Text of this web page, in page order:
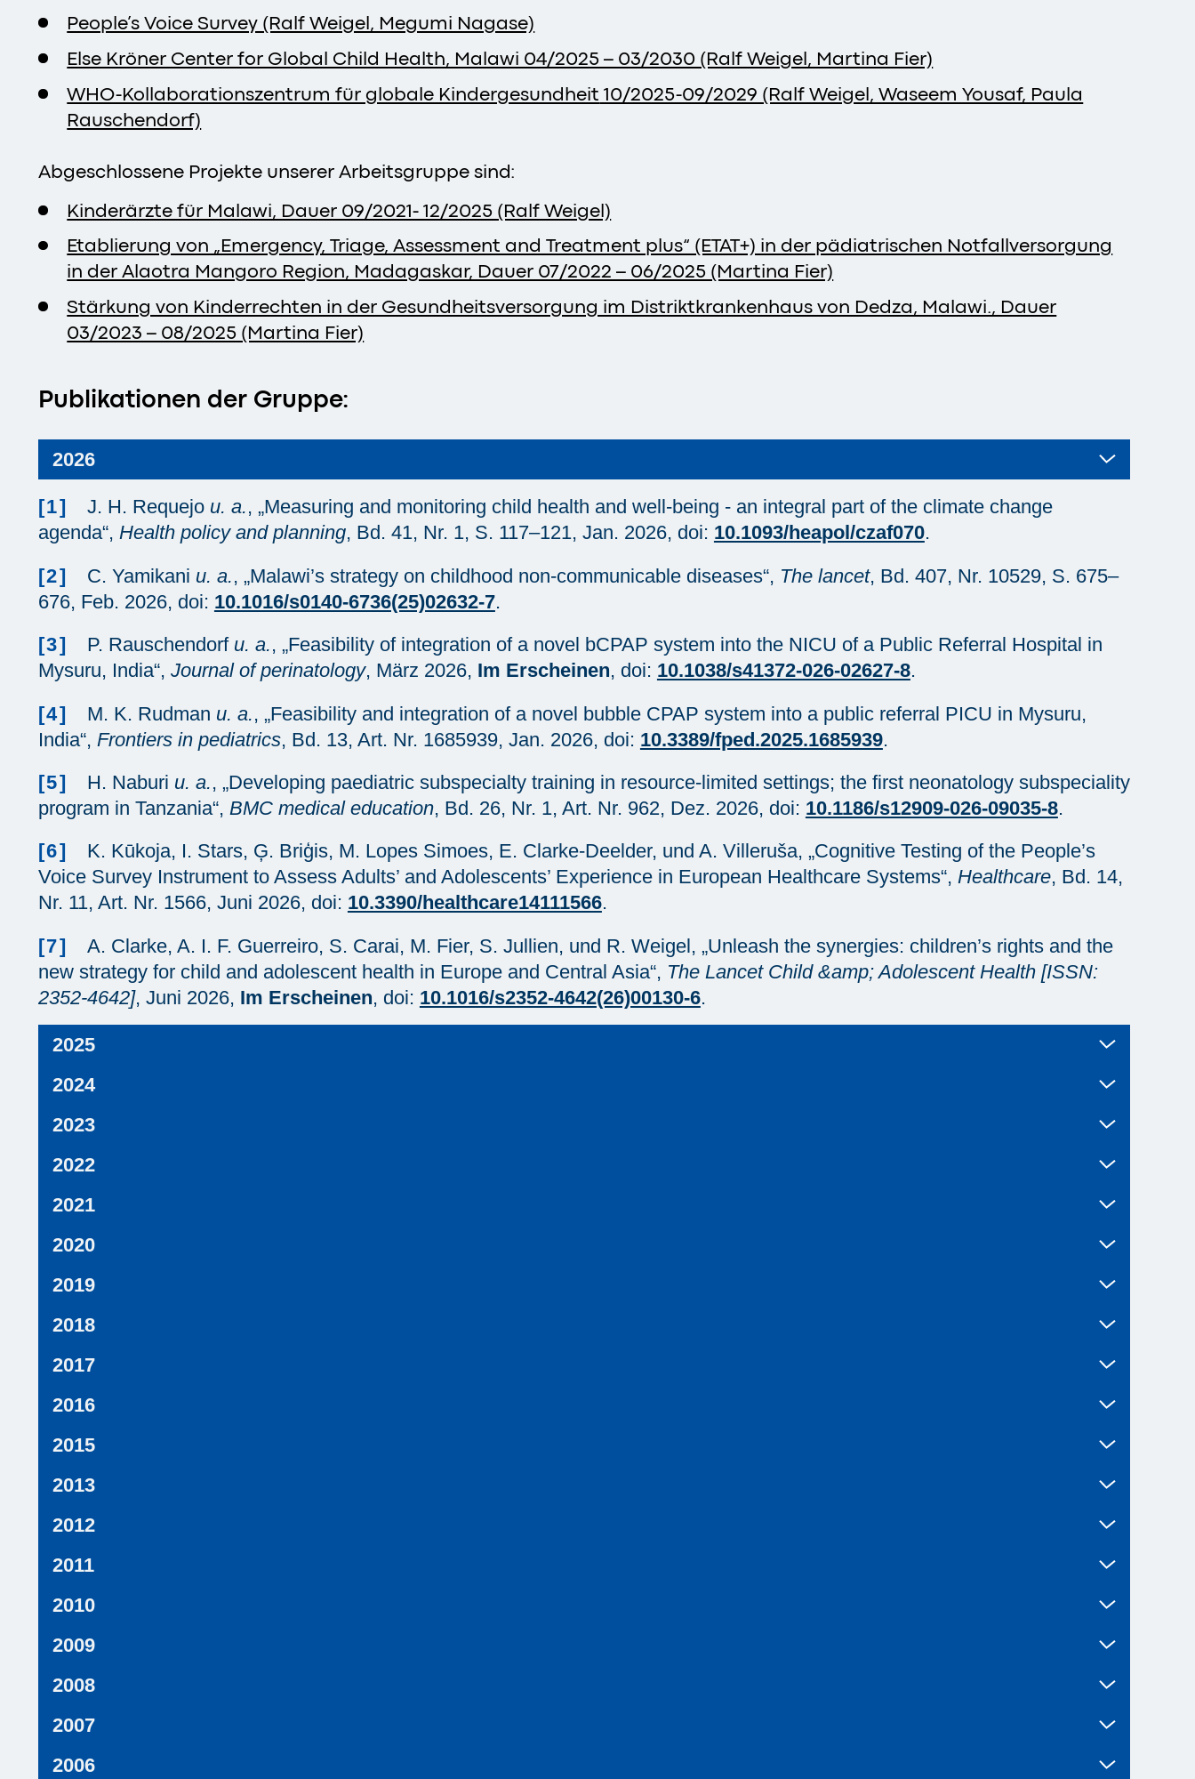
People’s Voice Survey (Ralf Weigel, Megumi Nagase)
Else Kröner Center for Global Child Health, Malawi 04/2025 – 03/2030 (Ralf Weigel, Martina Fier)
WHO-Kollaborationszentrum für globale Kindergesundheit 10/2025-09/2029 (Ralf Weigel, Waseem Yousaf, Paula
Rauschendorf)
Abgeschlossene Projekte unserer Arbeitsgruppe sind:
Kinderärzte für Malawi, Dauer 09/2021- 12/2025 (Ralf Weigel)
Etablierung von „Emergency, Triage, Assessment and Treatment plus“ (ETAT+) in der pädiatrischen Notfallversorgung
in der Alaotra Mangoro Region, Madagaskar, Dauer 07/2022 – 06/2025 (Martina Fier)
Stärkung von Kinderrechten in der Gesundheitsversorgung im Distriktkrankenhaus von Dedza, Malawi., Dauer
03/2023 – 08/2025 (Martina Fier)
Publikationen der Gruppe:
2026
[1] J. H. Requejo u. a., „Measuring and monitoring child health and well-being - an integral part of the climate change
agenda“, Health policy and planning, Bd. 41, Nr. 1, S. 117–121, Jan. 2026, doi: 10.1093/heapol/czaf070.
[2]
C. Yamikani u. a., „Malawi’s strategy on childhood non-communicable diseases“, The lancet, Bd. 407, Nr. 10529, S. 675–
676, Feb. 2026, doi: 10.1016/s0140-6736(25)02632-7.
[3]
P. Rauschendorf u. a., „Feasibility of integration of a novel bCPAP system into the NICU of a Public Referral Hospital in
Mysuru, India“, Journal of perinatology, März 2026, Im Erscheinen, doi: 10.1038/s41372-026-02627-8.
[4]
M. K. Rudman u. a., „Feasibility and integration of a novel bubble CPAP system into a public referral PICU in Mysuru,
India“, Frontiers in pediatrics, Bd. 13, Art. Nr. 1685939, Jan. 2026, doi: 10.3389/fped.2025.1685939.
[5]
H. Naburi u. a., „Developing paediatric subspecialty training in resource-limited settings; the first neonatology subspeciality
program in Tanzania“, BMC medical education, Bd. 26, Nr. 1, Art. Nr. 962, Dez. 2026, doi: 10.1186/s12909-026-09035-8.
[6]
K. Kūkoja, I. Stars, Ģ. Briģis, M. Lopes Simoes, E. Clarke-Deelder, und A. Villeruša, „Cognitive Testing of the People’s
Voice Survey Instrument to Assess Adults’ and Adolescents’ Experience in European Healthcare Systems“, Healthcare, Bd. 14,
Nr. 11, Art. Nr. 1566, Juni 2026, doi: 10.3390/healthcare14111566.
[7]
A. Clarke, A. I. F. Guerreiro, S. Carai, M. Fier, S. Jullien, und R. Weigel, „Unleash the synergies: children’s rights and the
new strategy for child and adolescent health in Europe and Central Asia“, The Lancet Child &amp; Adolescent Health [ISSN:
2352-4642], Juni 2026, Im Erscheinen, doi: 10.1016/s2352-4642(26)00130-6.
2025
2024
2023
2022
2021
2020
2019
2018
2017
2016
2015
2013
2012
2011
2010
2009
2008
2007
2006